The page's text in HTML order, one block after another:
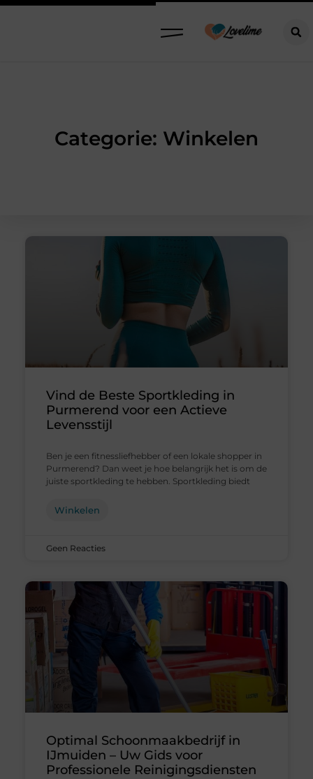
Categorie: Winkelen
Vind de Beste Sportkleding in
Purmerend voor een Actieve
Levensstijl
Ben je een fitnessliefhebber of een lokale shopper in
Purmerend? Dan weet je hoe belangrijk het is om de
juiste sportkleding te hebben. Sportkleding biedt
Winkelen
Geen Reacties
Optimal Schoonmaakbedrijf in
IJmuiden – Uw Gids voor
Professionele Reinigingsdiensten